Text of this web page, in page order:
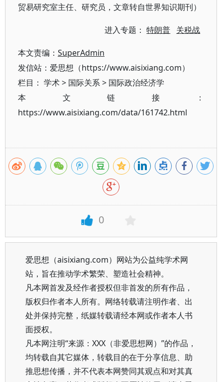
贸易研究室主任、研究员，文章转自世界知识期刊）
进入专题：特朗普 关税战
本文责编： SuperAdmin
发信站：爱思想（https://www.aisixiang.com）
栏目： 学术> 国际关系> 国际政治经济学
本文链接：
https://www.aisixiang.com/data/161742.html
0
爱思想（aisixiang.com）网站为公益纯学术网
站，旨在推动学术繁荣、塑造社会精神。
凡本网首发及经作者授权但非首发的所有作品，
版权归作者本人所有。网络转载请注明作者、出
处并保持完整，纸媒转载请经本网或作者本人书
面授权。
凡本网注明“来源：XXX（非爱思想网）”的作品，
均转载自其它媒体，转载目的在于分享信息、助
推思想传播，并不代表本网赞同其观点和对其真